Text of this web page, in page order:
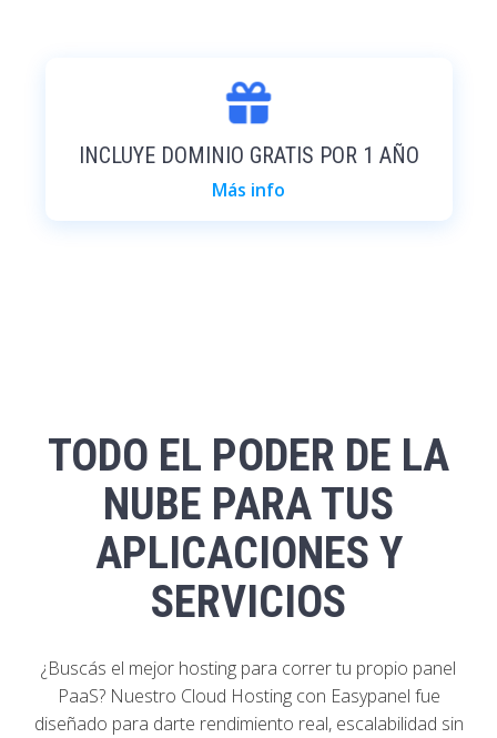
INCLUYE DOMINIO GRATIS POR 1 AÑO
Más info
TODO EL PODER DE LA
NUBE PARA TUS
APLICACIONES Y
SERVICIOS
¿Buscás el mejor hosting para correr tu propio panel
PaaS? Nuestro Cloud Hosting con Easypanel fue
diseñado para darte rendimiento real, escalabilidad sin